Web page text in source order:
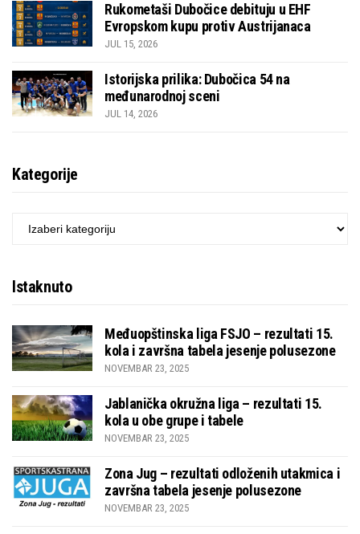
Rukometaši Dubočice debituju u EHF
Evropskom kupu protiv Austrijanaca
JUL 15, 2026
Istorijska prilika: Dubočica 54 na
međunarodnoj sceni
JUL 14, 2026
Kategorije
KATEGORIJE
Istaknuto
Međuopštinska liga FSJO – rezultati 15.
kola i završna tabela jesenje polusezone
NOVEMBAR 23, 2025
Jablanička okružna liga – rezultati 15.
kola u obe grupe i tabele
NOVEMBAR 23, 2025
Zona Jug – rezultati odloženih utakmica i
završna tabela jesenje polusezone
NOVEMBAR 23, 2025